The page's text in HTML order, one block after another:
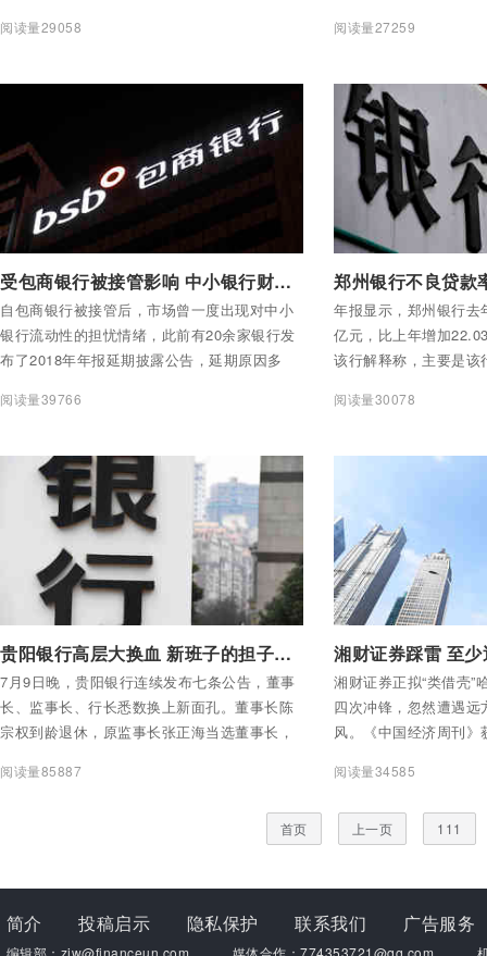
司（以下简称“镇远吉源”）、贵州吉源房地产开
勇、方艳、唐晓荣、唐燕等。
阅读量29058
布《河北银保监局关
限公司（后称“幸福消
格，核准李博河北幸
副总裁任职资格。
阅读量27259
受包商银行被接管影响 中小银行财报持续“难产”
自包商银行被接管后，市场曾一度出现对中小
银行流动性的担忧情绪，此前有20余家银行发
布了2018年年报延期披露公告，延期原因多
货币网披露的信息发现，截至目前，仍有8家银
行、广饶农商行、博兴农商行、成都农商行、
浙江衢州柯城农商行在内的5家农商行；锦州银
行、攀枝花农商行在内的2家城商行以及全国性
股份制银行之一的恒丰银行。
阅读量39766
年报显示，郑州银行
亿元，比上年增加
该行解释称，主要是
致。其中，发放贷款
97.79%。
阅读量30078
贵阳银行高层大换血 新班子的担子并不轻松
7月9日晚，贵阳银行连续发布七条公告，董事
长、监事长、行长悉数换上新面孔。董事长陈
宗权到龄退休，原监事长张正海当选董事长，
玉琳升任行长。
阅读量85887
湘财证券正拟“类借壳”
四次冲锋，忽然遭遇
风。《中国经济周刊
兴国际创始人罗静的金
阅读量34585
首页 上一页 111
简介 投稿启示 隐私保护 联系我们 广告服务
编辑部：zjw@financeun.com 媒体合作：774353721@qq.com